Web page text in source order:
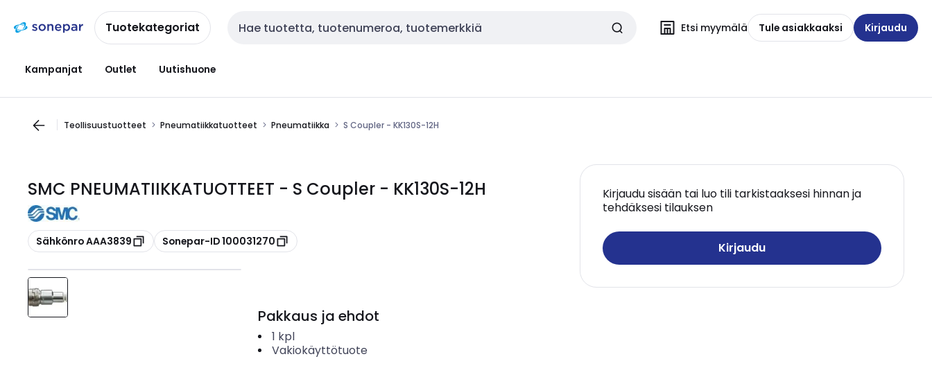
navigointiinsisältöönTuotekategoriat Haku Etsi myymälä Tule asiakkaaksi Kirjaudu
Kampanjat Outlet Uutishuone
Teollisuustuotteet Pneumatiikkatuotteet Pneumatiikka S Coupler - KK130S-12H
SMC PNEUMATIIKKATUOTTEET - S Coupler - KK130S-12H
Kopioi
Sähkönro AAA3839 Kopioi
Sonepar-ID 100031270
Kirjaudu sisään tai luo tili tarkistaaksesi hinnan ja
tehdäksesi tilauksen
Kirjaudu
Pakkaus ja ehdot
1 kpl
Vakiokäyttötuote